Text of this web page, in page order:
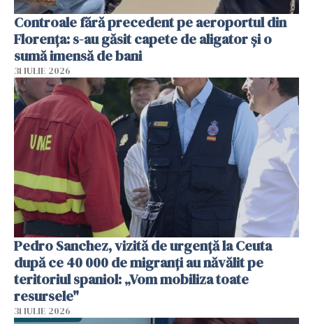
Controale fără precedent pe aeroportul din
Florența: s-au găsit capete de aligator și o
sumă imensă de bani
31 IULIE 2026
Pedro Sanchez, vizită de urgență la Ceuta
după ce 40 000 de migranți au năvălit pe
teritoriul spaniol: „Vom mobiliza toate
resursele"
31 IULIE 2026